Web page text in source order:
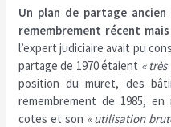
Un plan de partage
remembrement récent
l’expert judiciaire avait pu
partage de 1970 étaient «
position du muret, des
remembrement de 1985,
cotes et son « utilisation